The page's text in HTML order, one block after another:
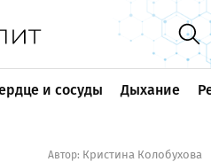
и сосуды Дыхание
Автор: Кристина Колобухова